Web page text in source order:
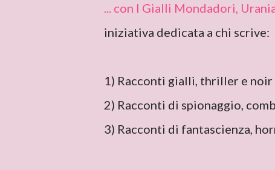
... con I Gialli Mondadori,
iniziativa dedicata a chi scrive:
1) Racconti gialli, thriller e
2) Racconti di spionaggio,
3) Racconti di fantascienza,